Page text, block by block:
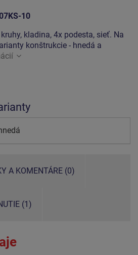
10
kladina, 4x podesta, sieť. Na
konštrukcie - hnedá a
A KOMENTÁRE (0)
(1)